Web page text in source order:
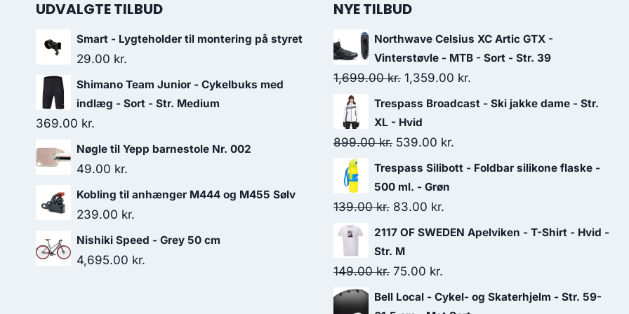
UDVALGTE TILBUD
Smart - Lygteholder til montering på styret
29.00 kr.
Shimano Team Junior - Cykelbuks med
indlæg - Sort - Str. Medium
369.00 kr.
Nøgle til Yepp barnestole Nr. 002
49.00 kr.
Kobling til anhænger M444 og M455 Sølv
239.00 kr.
Nishiki Speed - Grey 50 cm
4,695.00 kr.
NYE TILBUD
Northwave Celsius XC Artic GTX -
Vinterstøvle - MTB - Sort - Str. 39
1,699.00kr. Original
price
was:
1,699.00 kr..
1,359.00 kr.
price
Trespass Broadcast - Ski jakke dame - Str.
XL - Hvid
899.00kr. Original
price
was:
899.00 kr..
539.00 kr.
price
Trespass Silibott - Foldbar silikone flaske -
500 ml. - Grøn
139.00kr. Original
price
was:
139.00 kr..
83.00 kr.
price
2117 OF SWEDEN Apelviken - T-Shirt - Hvid -
Str. M
149.00kr. Original
price
75.00 kr.
price
Bell Local - Cykel- og Skaterhjelm - Str. 59-